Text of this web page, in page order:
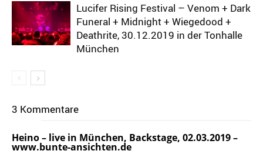
Lucifer Rising Festival – Venom + Dark
Funeral + Midnight + Wiegedood +
Deathrite, 30.12.2019 in der Tonhalle
München
3 Kommentare
Heino – live in München, Backstage, 02.03.2019 –
www.bunte-ansichten.de